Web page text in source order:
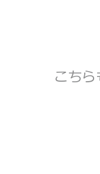
こち